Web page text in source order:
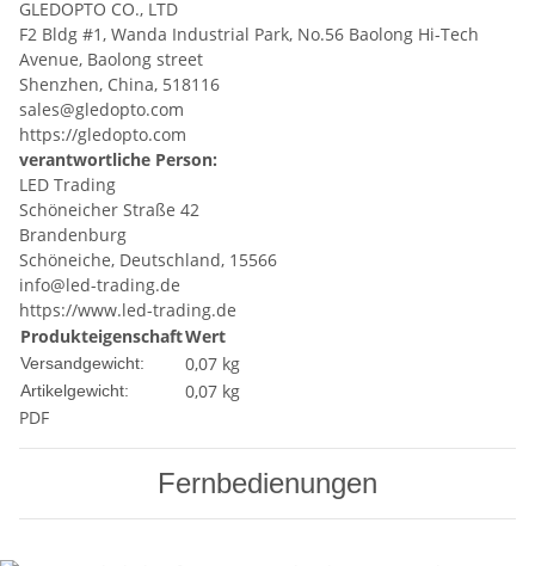
GLEDOPTO CO., LTD
F2 Bldg #1, Wanda Industrial Park, No.56 Baolong Hi-Tech
Avenue, Baolong street
Shenzhen, China, 518116
sales@gledopto.com
https://gledopto.com
verantwortliche Person:
LED Trading
Schöneicher Straße 42
Brandenburg
Schöneiche, Deutschland, 15566
info@led-trading.de
https://www.led-trading.de
ProdukteigenschaftWert
Versandgewicht: 0,07 kg
Artikelgewicht: 0,07 kg
PDF
Fernbedienungen